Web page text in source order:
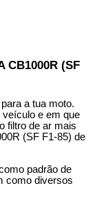
CB1000R (SF
a tua moto.
veículo e em que
filtro de ar mais
(SF F1-85) de
padrão de
como diversos